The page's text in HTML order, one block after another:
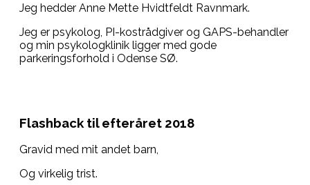
Jeg hedder Anne Mette Hvidtfeldt Ravnmark.
Jeg er psykolog, PI-kostrådgiver og GAPS-behandler
og min psykologklinik ligger med gode
parkeringsforhold i Odense SØ.
Flashback til efteråret 2018
Gravid med mit andet barn,
Og virkelig trist.